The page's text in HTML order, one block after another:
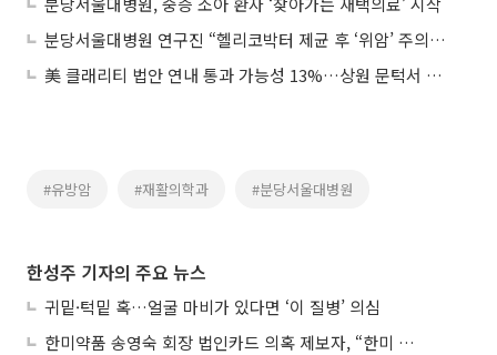
분당서울대병원 연구진 “헬리코박터 제균 후 ‘위암’ 주의해야”
美 클래리티 법안 연내 통과 가능성 13%…상원 문턱서 제동
#유방암 #재활의학과 #분당서울대병원
한성주 기자의 주요 뉴스
귀밑·턱밑 혹…얼굴 마비가 있다면 ‘이 질병’ 의심
한미약품 송영숙 회장 법인카드 의혹 제보자, “한미 잘 되기 바라는 마음”